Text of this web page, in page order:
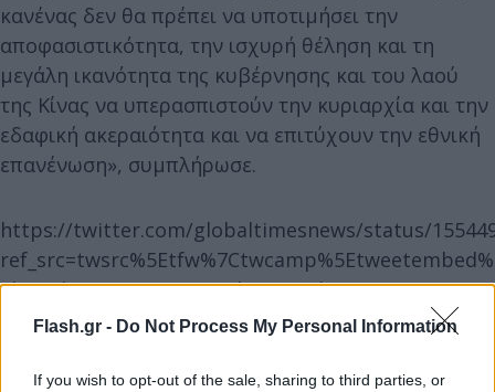
Flash.gr - Do Not Process My Personal Information
If you wish to opt-out of the sale, sharing to third parties, or
κανένας δεν θα πρέπει να υποτιμήσει την
αποφασιστικότητα, την ισχυρή θέληση και τη
μεγάλη ικανότητα της κυβέρνησης και του λαού
της Κίνας να υπερασπιστούν την κυριαρχία και την
εδαφική ακεραιότητα και να επιτύχουν την εθνική
επανένωση», συμπλήρωσε.
https://twitter.com/globaltimesnews/status/
akra-i-kina-meta-tin-episkepsi-pelozi-stin-taivan-oi-
ipa-tha-plirosoun-to-timima-de-tha-meinoume-